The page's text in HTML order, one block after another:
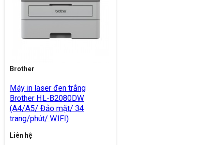
Brother
Máy in laser đen trắng
Brother HL-B2080DW
(A4/A5/ Đảo mặt/ 34
trang/phút/ WIFI)
Liên hệ